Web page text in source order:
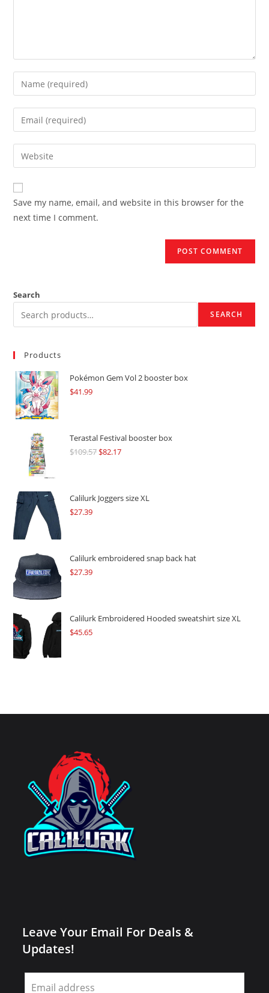
Enter
your
name
comment
Enter
your
email
address
comment
Enter
your
website
URL
(optional)
Save my name, email, and website in this browser for the
next time I comment.
Search
SEARCH
Products
Pokémon Gem Vol 2 booster box
$41.99
Terastal Festival booster box
$109.57Original
$109.57.
$82.17Current
$82.17.
Calilurk Joggers size XL
$27.39
Calilurk embroidered snap back hat
$27.39
Calilurk Embroidered Hooded sweatshirt size XL
$45.65
Leave Your Email For Deals &
Updates!
Leave